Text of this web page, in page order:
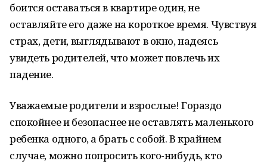
боится оставаться в квартире один, не
оставляйте его даже на короткое время. Чувствуя
страх, дети, выглядывают в окно, надеясь
увидеть родителей, что может повлечь их
падение.
Уважаемые родители и взрослые! Гораздо
спокойнее и безопаснее не оставлять маленького
ребенка одного, а брать с собой. В крайнем
случае, можно попросить кого-нибудь, кто